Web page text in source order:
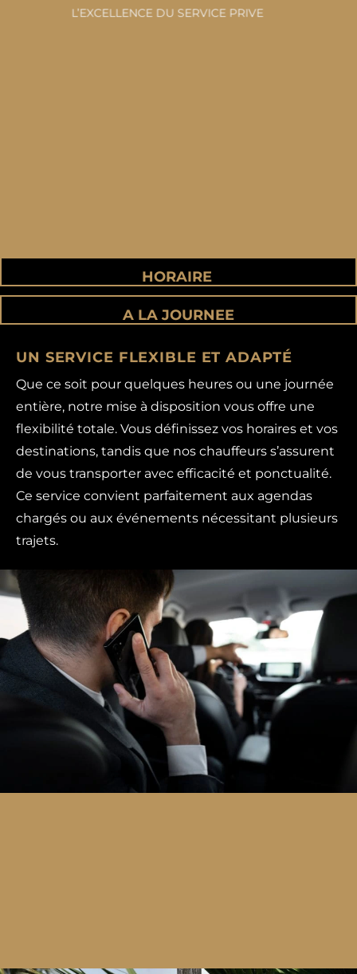
L’EXCELLENCE DU SERVICE PRIVE
HORAIRE
A LA JOURNEE
UN SERVICE FLEXIBLE ET ADAPTÉ
Que ce soit pour quelques heures ou une journée
entière, notre mise à disposition vous offre une
flexibilité totale. Vous définissez vos horaires et vos
destinations, tandis que nos chauffeurs s’assurent
de vous transporter avec efficacité et ponctualité.
Ce service convient parfaitement aux agendas
chargés ou aux événements nécessitant plusieurs
trajets.